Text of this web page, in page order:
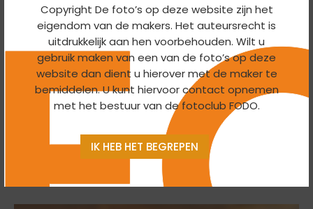
Copyright De foto’s op deze website zijn het
eigendom van de makers. Het auteursrecht is
uitdrukkelijk aan hen voorbehouden. Wilt u
gebruik maken van een van de foto’s op deze
website dan dient u hierover met de maker te
bemiddelen. U kunt hiervoor contact opnemen
met het bestuur van de fotoclub FODO.
IK HEB HET BEGREPEN
omkering van het beeld in de bol werden de beelden
als prikkelend voor de geest, bijzonder en creatief
ervaren.
Zoals gebruikelijk werd de bezoekers gevraagd een
voorkeursstem uit te brengen voor de meest
aansprekende foto.
Hierbij bleek de foto van ‘de slak op wereldreis’ van Pim
Edelman de meeste vinkjes te scoren en draagt bij
deze dan ook de trotse titel: Foto van de maand!